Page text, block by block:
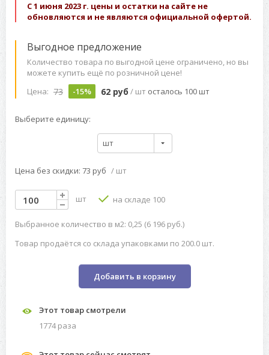
С 1 июня 2023 г. цены и остатки на сайте не
обновляются и не являются официальной офертой.
Выгодное предложение
Количество товара по выгодной цене ограничено, но вы
можете купить ещё по розничной цене!
Цена: 73 -15% 62 руб / шт осталось 100 шт
Выберите единицу:
шт
Цена без скидки: 73 руб / шт
шт на складе 100
Выбранное количество в м2: 0,25 (6 196 руб.)
Товар продаётся со склада упаковками по 200.0 шт.
Добавить в корзину
Этот товар смотрели
1774 разa